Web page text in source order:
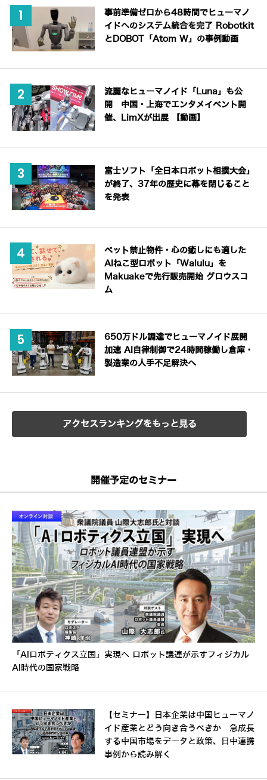
事前準備ゼロから48時間でヒューマノ
イドへのシステム統合を完了 Robotkit
とDOBOT「Atom W」の事例動画
流麗なヒューマノイド「Luna」も公
開 中国・上海でエンタメイベント開
催、LimXが出展 【動画】
富士ソフト「全日本ロボット相撲大会」
が終了、37年の歴史に幕を閉じること
を発表
ペット禁止物件・心の癒しにも適した
AIねこ型ロボット「Walulu」を
Makuakeで先行販売開始 グロウスコ
ム
650万ドル調達でヒューマノイド展開
加速 AI自律制御で24時間稼働し倉庫・
製造業の人手不足解決へ
アクセスランキングをもっと見る
開催予定のセミナー
「AIロボティクス立国」実現へ ロボット議連が示すフィジカル
AI時代の国家戦略
【セミナー】日本企業は中国ヒューマノ
イド産業とどう向き合うべきか 急成長
する中国市場をデータと政策、日中連携
事例から読み解く